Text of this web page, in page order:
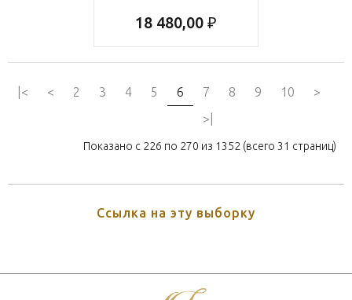
18 480,00 ₽
|< < 2 3 4 5 6 7 8 9 10
>
>|
Показано с 226 по 270 из 1352 (всего 31 страниц)
Ссылка на эту выборку